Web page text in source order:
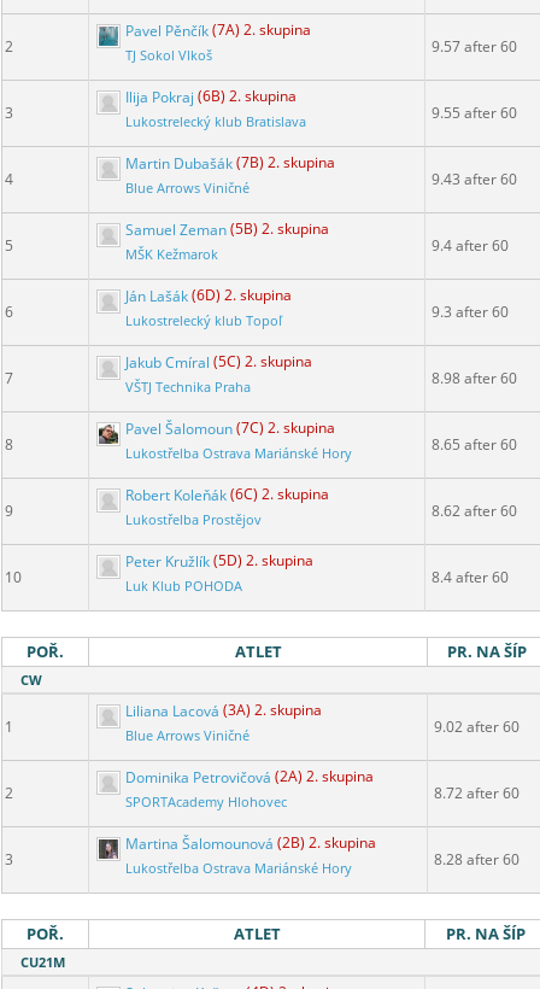
2
Pavel Pěnčík(7A) 2. skupina
TJ Sokol Vlkoš 9.57 after 60
3
Ilija Pokraj (6B) 2. skupina
Lukostrelecký klub Bratislava 9.55 after 60
4
Martin Dubašák(7B) 2. skupina
Blue Arrows Viničné 9.43 after 60
5
Samuel Zeman(5B) 2. skupina
MŠK Kežmarok 9.4 after 60
6
Ján Lašák(6D) 2. skupina
Lukostrelecký klub Topoľ 9.3 after 60
7
Jakub Cmíral (5C) 2. skupina
VŠTJ Technika Praha 8.98 after 60
8
Pavel Šalomoun(7C) 2. skupina
Lukostřelba Ostrava Mariánské Hory 8.65 after 60
9
Robert Koleňák(6C) 2. skupina
Lukostřelba Prostějov 8.62 after 60
10
Peter Kružlík(5D) 2. skupina
Luk Klub POHODA 8.4 after 60
POŘ. ATLET PR. NA ŠÍP
CW
1
Liliana Lacová (3A) 2. skupina
Blue Arrows Viničné 9.02 after 60
2
Dominika Petrovičová (2A) 2. skupina
SPORTAcademy Hlohovec 8.72 after 60
3
Martina Šalomounová (2B) 2. skupina
Lukostřelba Ostrava Mariánské Hory 8.28 after 60
POŘ. ATLET PR. NA ŠÍP
CU21M